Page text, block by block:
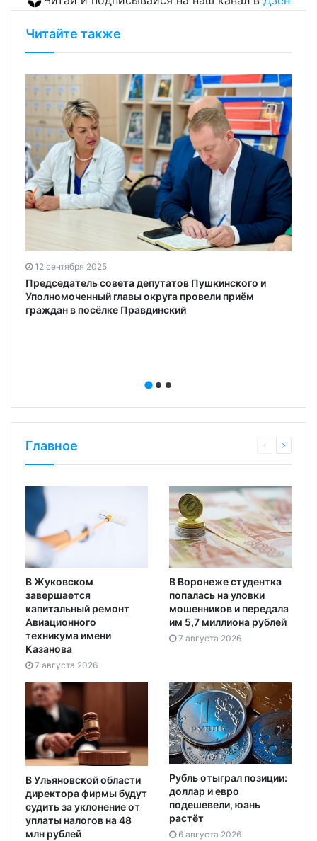
Читайте также
12 сентября 2025
Председатель совета депутатов Пушкинского и
Уполномоченный главы округа провели приём
граждан в посёлке Правдинский
Главное
В Жуковском
завершается
капитальный ремонт
Авиационного
техникума имени
Казанова
7 августа 2026
В Воронеже студентка
попалась на уловки
мошенников и передала
им 5,7 миллиона рублей
7 августа 2026
В Ульяновской области
директора фирмы будут
судить за уклонение от
уплаты налогов на 48
млн рублей
Рубль отыграл позиции:
доллар и евро
подешевели, юань
растёт
6 августа 2026